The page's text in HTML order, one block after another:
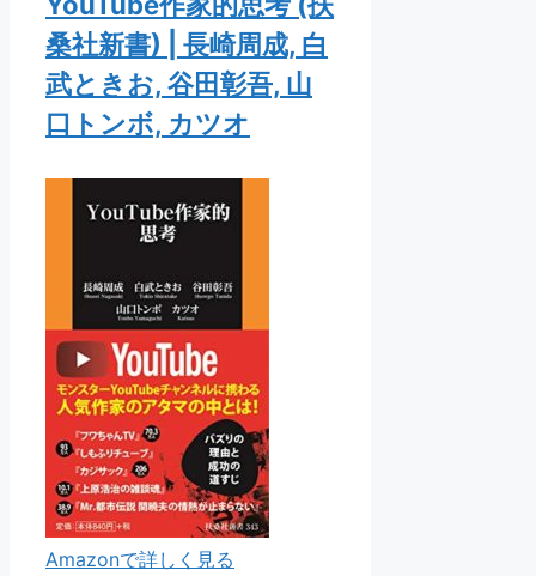
桑社新書) | 長崎周成, 白
武ときお, 谷田彰吾, 山
口トンボ, カツオ
Amazonで詳しく見る